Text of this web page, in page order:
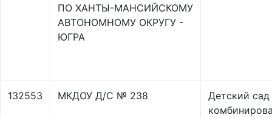
ПО ХАНТЫ-МАНСИЙСКОМУ
АВТОНОМНОМУ ОКРУГУ -
ЮГРА
132553 МКДОУ Д/С № 238
Детский сад